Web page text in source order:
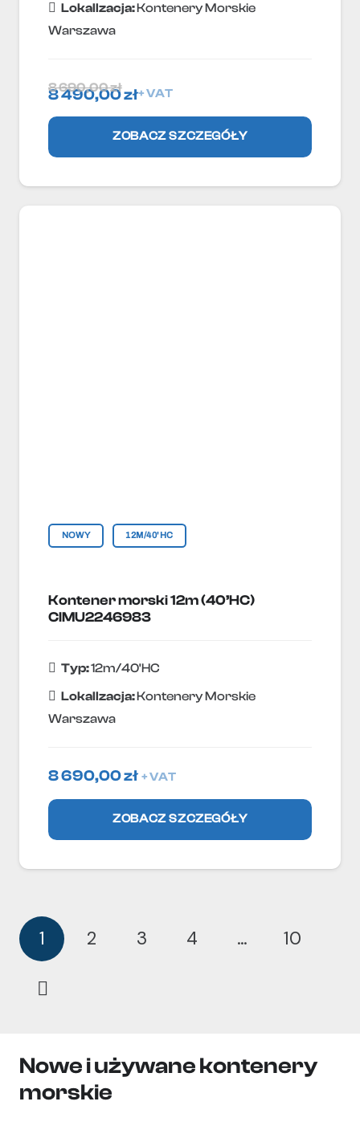
Lokallzacja:Kontenery Morskie
Warszawa
8 490,00zł+ VAT
8 690,00zł
ZOBACZ SZCZEGÓŁY
NOWY 12M/40'HC
Kontener morski 12m (40’HC)
CIMU2246983
Typ:12m/40'HC
Lokallzacja:Kontenery Morskie
Warszawa
8 690,00zł + VAT
ZOBACZ SZCZEGÓŁY
1 2 3 4 … 10
Nowe i używane kontenery
morskie